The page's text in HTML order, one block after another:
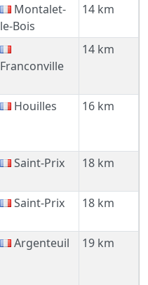
Montalet-
le-Bois
14 km
Franconville
14 km
Houilles 16 km
Saint-Prix 18 km
Saint-Prix 18 km
Argenteuil 19 km